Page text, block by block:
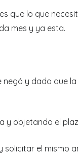
que lo que
mes y ya esta.
y dado que
y objetando el
el mismo